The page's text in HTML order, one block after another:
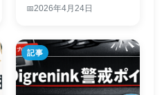
ル…
2026年4月24日
記事